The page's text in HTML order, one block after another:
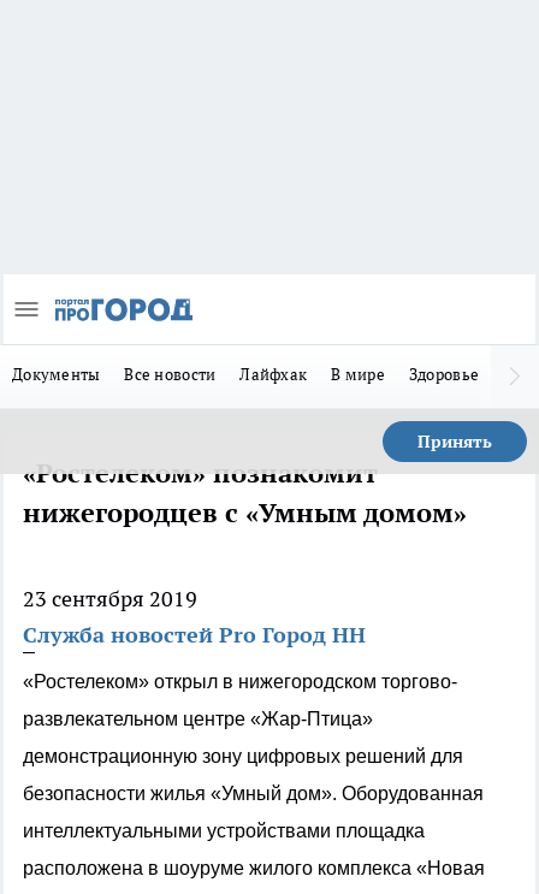
Документы Все новости Лайфхак В мире Здоровье
Принять
«Ростелеком» познакомит
нижегородцев с «Умным домом»
23 сентября 2019
Служба новостей Pro Город НН
«Ростелеком» открыл в нижегородском торгово-
развлекательном центре «Жар-Птица»
демонстрационную зону цифровых решений для
безопасности жилья «Умный дом». Оборудованная
интеллектуальными устройствами площадка
расположена в шоуруме жилого комплекса «Новая